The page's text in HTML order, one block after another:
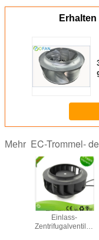
Mehr EC-Trommel-
zentrifugales
EG Einfach-
Einlass-
Zentrifugalventilator